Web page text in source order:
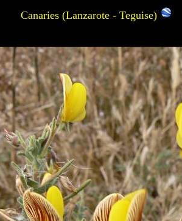
Canaries (Lanzarote - Teguise)